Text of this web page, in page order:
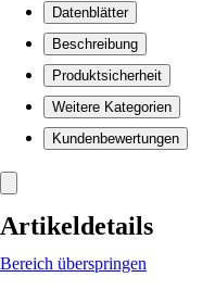
Datenblätter
Beschreibung
Produktsicherheit
Weitere Kategorien
Kundenbewertungen
Artikeldetails
Bereich überspringen